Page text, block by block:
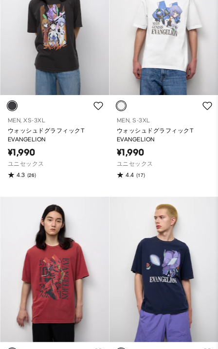
MEN, XS-3XL
ウォッシュドグラフィックT
EVANGELION
¥1,990
ユニセックス
4.3 (26)
MEN, S-3XL
ウォッシュドグラフィックT
EVANGELION
¥1,990
ユニセックス
4.4 (17)